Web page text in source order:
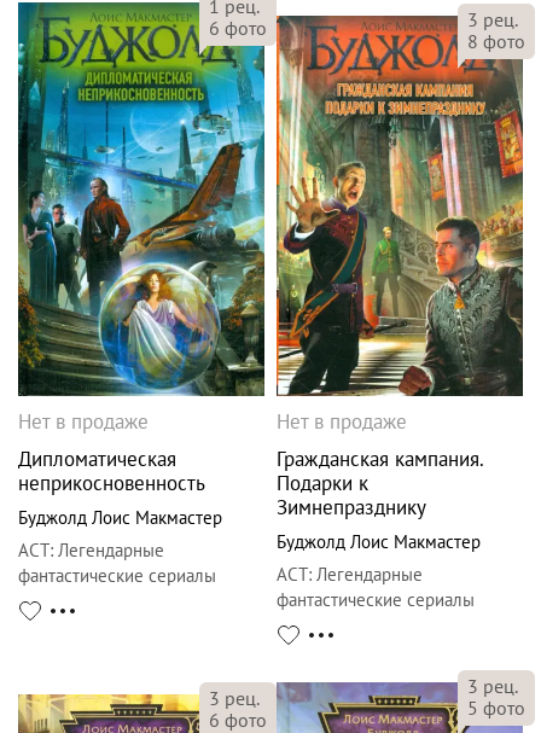
1 рец.
6 фото
Нет в продаже
Дипломатическая
неприкосновенность
Буджолд Лоис Макмастер
АСТ: Легендарные
фантастические сериалы
3 рец.
8 фото
Нет в продаже
Гражданская кампания.
Подарки к
Зимнепразднику
Буджолд Лоис Макмастер
АСТ: Легендарные
фантастические сериалы
3 рец.
6 фото
3 рец.
5 фото